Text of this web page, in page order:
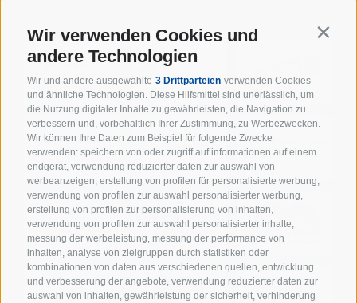
Wir verwenden Cookies und
andere Technologien
Wir und andere ausgewählte 3 Drittparteien verwenden Cookies
und ähnliche Technologien. Diese Hilfsmittel sind unerlässlich, um
die Nutzung digitaler Inhalte zu gewährleisten, die Navigation zu
verbessern und, vorbehaltlich Ihrer Zustimmung, zu Werbezwecken.
Wir können Ihre Daten zum Beispiel für folgende Zwecke
verwenden: speichern von oder zugriff auf informationen auf einem
endgerät, verwendung reduzierter daten zur auswahl von
werbeanzeigen, erstellung von profilen für personalisierte werbung,
verwendung von profilen zur auswahl personalisierter werbung,
erstellung von profilen zur personalisierung von inhalten,
verwendung von profilen zur auswahl personalisierter inhalte,
messung der werbeleistung, messung der performance von
inhalten, analyse von zielgruppen durch statistiken oder
kombinationen von daten aus verschiedenen quellen, entwicklung
und verbesserung der angebote, verwendung reduzierter daten zur
auswahl von inhalten, gewährleistung der sicherheit, verhinderung